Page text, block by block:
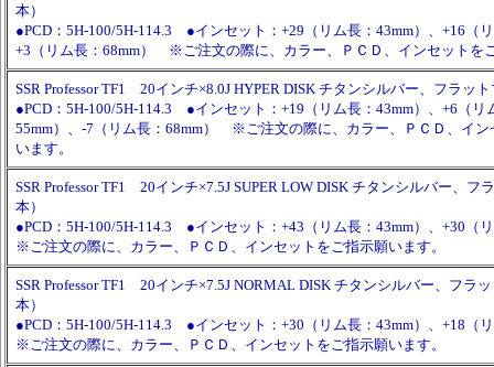
本）
●PCD：5H-100/5H-114.3 ●インセット：+29（リム長：43mm）、+16（
+3（リム長：68mm） ※ご注文の際に、カラー、ＰＣＤ、インセットを
SSR Professor TF1 20インチ×8.0J HYPER DISK チタンシルバー、フラッ
●PCD：5H-100/5H-114.3 ●インセット：+19（リム長：43mm）、+6（リ
55mm）、-7（リム長：68mm） ※ご注文の際に、カラー、ＰＣＤ、イン
います。
SSR Professor TF1 20インチ×7.5J SUPER LOW DISK チタンシルバー、フ
本）
●PCD：5H-100/5H-114.3 ●インセット：+43（リム長：43mm）、+30
※ご注文の際に、カラー、ＰＣＤ、インセットをご指示願います。
SSR Professor TF1 20インチ×7.5J NORMAL DISK チタンシルバー、フラ
本）
●PCD：5H-100/5H-114.3 ●インセット：+30（リム長：43mm）、+18
※ご注文の際に、カラー、ＰＣＤ、インセットをご指示願います。